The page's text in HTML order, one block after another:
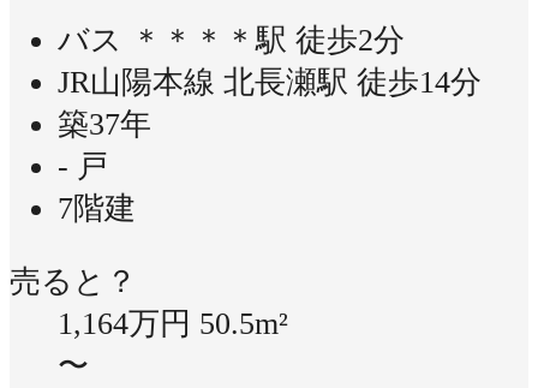
バス ＊＊＊＊駅 徒歩2分
JR山陽本線 北長瀬駅 徒歩14分
築37年
- 戸
7階建
売ると？
1,164万円 50.5m²
〜